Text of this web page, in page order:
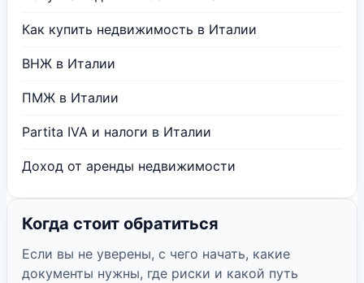
Как купить недвижимость в Италии
ВНЖ в Италии
ПМЖ в Италии
Partita IVA и налоги в Италии
Доход от аренды недвижимости
Когда стоит обратиться
Если вы не уверены, с чего начать, какие
документы нужны, где риски и какой путь